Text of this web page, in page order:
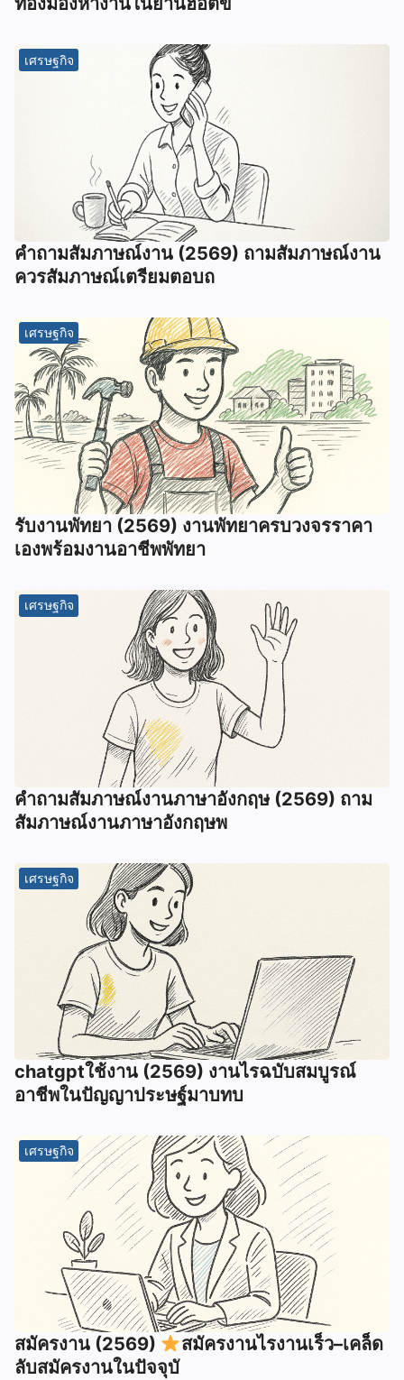
เศรษฐกิจ
คําถามสัมภาษณ์งาน (2569) ถามสัมภาษณ์งาน
ควรสัมภาษณ์เตรียมตอบถ
เศรษฐกิจ
รับงานพัทยา (2569) ️งานพัทยาครบวงจรราคา
เองพร้อมงานอาชีพพัทยา
เศรษฐกิจ
คําถามสัมภาษณ์งานภาษาอังกฤษ (2569) ถาม
สัมภาษณ์งานภาษาอังกฤษพ
เศรษฐกิจ
chatgptใช้งาน (2569) งานไรฉบับสมบูรณ์
อาชีพในปัญญาประษฐ์มาบทบ
เศรษฐกิจ
สมัครงาน (2569)
สมัครงานไรงานเร็ว–เคล็ด
ลับสมัครงานในปัจจุบั